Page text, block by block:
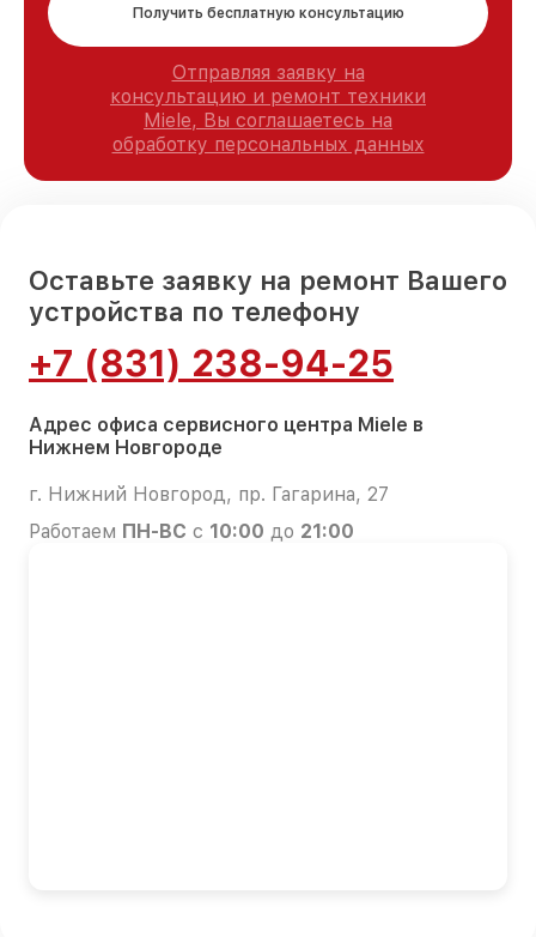
Получить бесплатную консультацию
Отправляя заявку на
консультацию и ремонт техники
Miele, Вы соглашаетесь на
обработку персональных данных
Оставьте заявку на ремонт Вашего
устройства по телефону
+7 (831) 238-94-25
Адрес офиса сервисного центра Miele в
Нижнем Новгороде
г. Нижний Новгород, пр. Гагарина, 27
Работаем ПН-ВС с 10:00 до 21:00